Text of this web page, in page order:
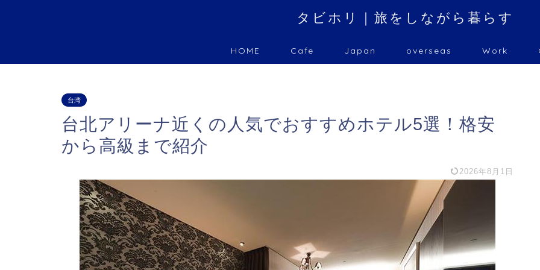
タビホリ｜旅をしながら暮らす
HOME Cafe Japan overseas Work
台湾
台北アリーナ近くの人気でおすすめホテル5選！格安
から高級まで紹介
2026年8月1日